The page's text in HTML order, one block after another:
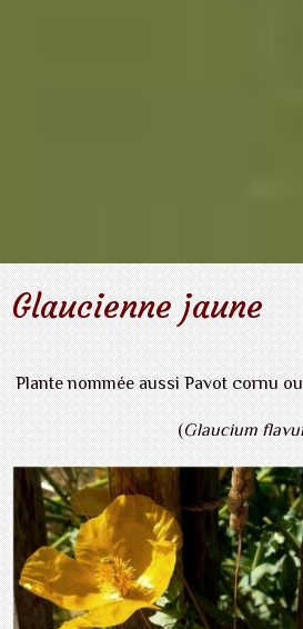
Glaucienne jaune
Plante nommée aussi Pavot cornu
(Glaucium